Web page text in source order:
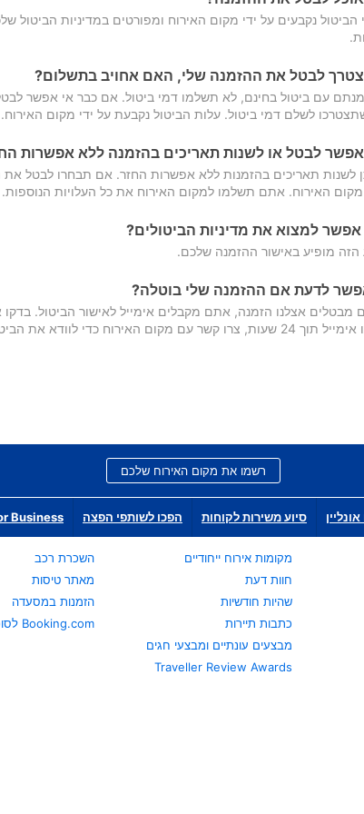
הביטול נקבעים על ידי מקום האירוח ומפורטים במדיניות
לבטל את ההזמנה שלי, האם אחויב בתשלום?
עם ביטול בחינם, לא תשלמו דמי ביטול. אם כבר אי אפשר
שתצטרכו לשלם דמי ביטול. עלות הביטול נקבעת על ידי מקום
לבטל או לשנות תאריכים בהזמנה ללא אפשרות
לשנות תאריכים בהזמנות ללא אפשרות החזר. אם תבחרו לבטל
מקום האירוח. אתם תשלמו למקום האירוח את כל העלויות הנוספות.
למצוא את מדיניות הביטולים?
הזה מופיע באישור ההזמנה שלכם.
לדעת אם ההזמנה שלי בוטלה?
מבטלים אצלנו הזמנה, אתם מקבלים אימייל לאישור הביטול.
צרו קשר עם מקום האירוח כדי לוודא את הביטול.
רשמו את מקום האירוח שלכם
סיוע משירות לקוחות הפכו לשותפי הפצה Business
מקומות אירוח ייחודיים
חוות דעת
שהיות חודשיות
כתבות תיירות
מבצעים עונתיים ומבצעי חגים
Traveller Review Awards
השכרת רכב
מאתר טיסות
הזמנות במסעדה
Booking.com לסוכני נסיעות